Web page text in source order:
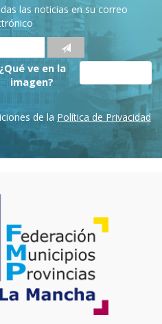
las noticias en su correo
¿Qué ve en la
imagen?
de la Política de Privacidad